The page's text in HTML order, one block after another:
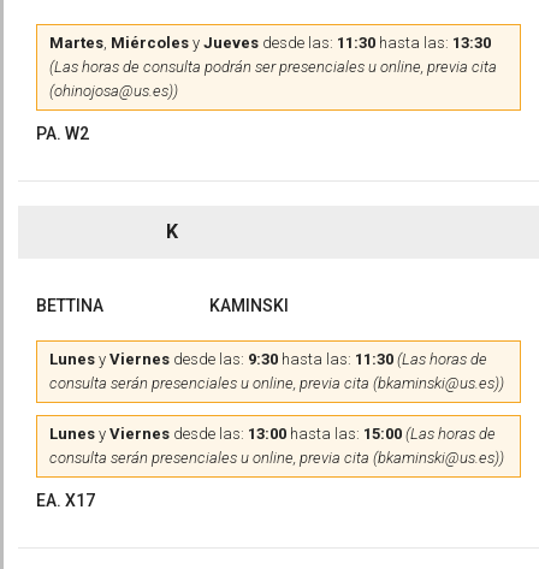
Martes, Miércoles y Jueves desde las: 11:30 hasta las: 13:30
(Las horas de consulta podrán ser presenciales u online, previa cita
(ohinojosa@us.es))
PA. W2
K
BETTINA KAMINSKI
Lunes y Viernes desde las: 9:30 hasta las: 11:30 (Las horas de
consulta serán presenciales u online, previa cita (bkaminski@us.es))
Lunes y Viernes desde las: 13:00 hasta las: 15:00 (Las horas de
consulta serán presenciales u online, previa cita (bkaminski@us.es))
EA. X17